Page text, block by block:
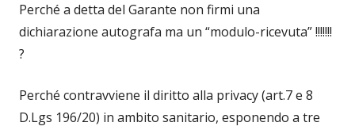
Perché a detta del Garante non firmi una
dichiarazione autografa ma un “modulo-ricevuta” !!!!!!!
?
Perché contravviene il diritto alla privacy (art.7 e 8
D.Lgs 196/20) in ambito sanitario, esponendo a tre